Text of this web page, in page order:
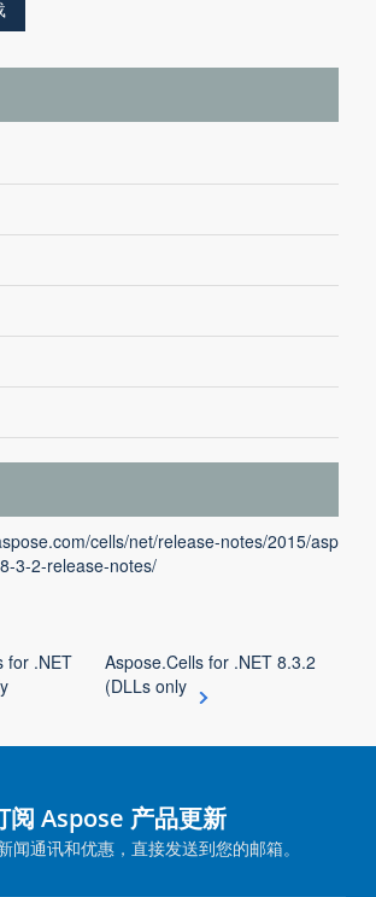
cells/net/release-notes/2015/asp
3-2-release-notes/
for .NET
Aspose.Cells for .NET 8.3.2
(DLLs only
阅 Aspose 产品更新
闻通讯和优惠，直接发送到您的邮箱。